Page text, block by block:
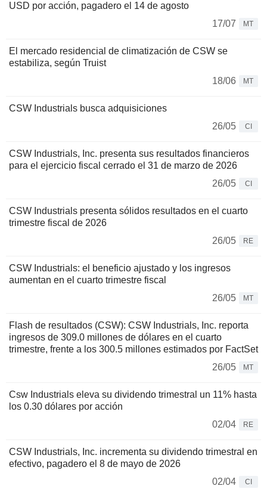
USD por acción, pagadero el 14 de agosto
17/07
MT
El mercado residencial de climatización de CSW se
estabiliza, según Truist
18/06
MT
CSW Industrials busca adquisiciones
26/05
CI
CSW Industrials, Inc. presenta sus resultados financieros
para el ejercicio fiscal cerrado el 31 de marzo de 2026
26/05
CI
CSW Industrials presenta sólidos resultados en el cuarto
trimestre fiscal de 2026
26/05
RE
CSW Industrials: el beneficio ajustado y los ingresos
aumentan en el cuarto trimestre fiscal
26/05
MT
Flash de resultados (CSW): CSW Industrials, Inc. reporta
ingresos de 309.0 millones de dólares en el cuarto
trimestre, frente a los 300.5 millones estimados por FactSet
26/05
MT
Csw Industrials eleva su dividendo trimestral un 11% hasta
los 0.30 dólares por acción
02/04
RE
CSW Industrials, Inc. incrementa su dividendo trimestral en
efectivo, pagadero el 8 de mayo de 2026
02/04
CI